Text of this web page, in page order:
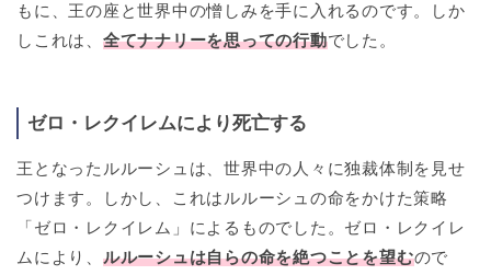
もに、王の座と世界中の憎しみを手に入れるのです。しか
しこれは、 全てナナリーを思っての行動でした。
ゼロ・レクイレムにより死亡する
王となったルルーシュは、世界中の人々に独裁体制を見せ
つけます。しかし、これはルルーシュの命をかけた策略
「ゼロ・レクイレム」によるものでした。ゼロ・レクイレ
ムにより、 ルルーシュは自らの命を絶つことを望むので